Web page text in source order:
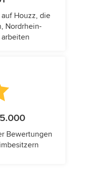
Houzz, die
Nordrhein-
Bewertungen